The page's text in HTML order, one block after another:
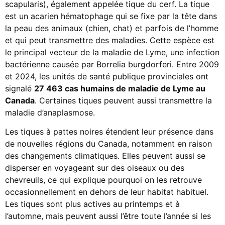
scapularis), également appelée tique du cerf. La tique
est un acarien hématophage qui se fixe par la tête dans
la peau des animaux (chien, chat) et parfois de l’homme
et qui peut transmettre des maladies. Cette espèce est
le principal vecteur de la maladie de Lyme, une infection
bactérienne causée par Borrelia burgdorferi. Entre 2009
et 2024, les unités de santé publique provinciales ont
signalé 27 463 cas humains de maladie de Lyme au
Canada. Certaines tiques peuvent aussi transmettre la
maladie d’anaplasmose.
Les tiques à pattes noires étendent leur présence dans
de nouvelles régions du Canada, notamment en raison
des changements climatiques. Elles peuvent aussi se
disperser en voyageant sur des oiseaux ou des
chevreuils, ce qui explique pourquoi on les retrouve
occasionnellement en dehors de leur habitat habituel.
Les tiques sont plus actives au printemps et à
l’automne, mais peuvent aussi l’être toute l’année si les